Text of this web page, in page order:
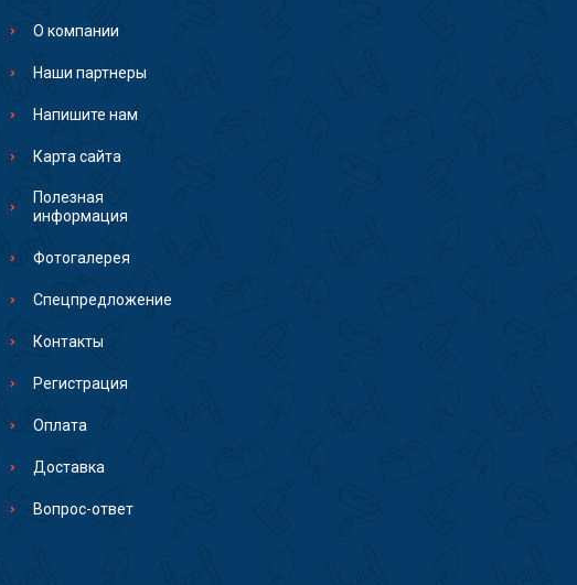
О компании
Наши партнеры
Напишите нам
Карта сайта
Полезная
информация
Фотогалерея
Спецпредложение
Контакты
Регистрация
Оплата
Доставка
Вопрос-ответ